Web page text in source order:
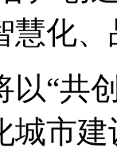
慧化
以“共
城市